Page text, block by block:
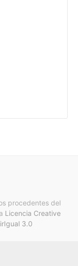
procedentes del
Licencia Creative
3.0